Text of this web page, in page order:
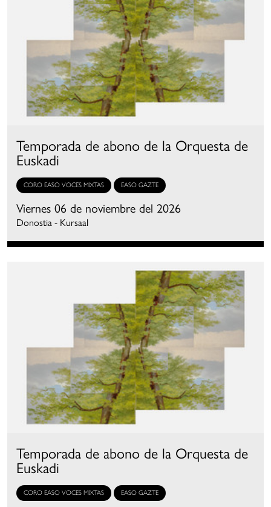
Temporada de abono de la Orquesta de
Euskadi
CORO EASO VOCES MIXTAS EASO GAZTE
Viernes 06 de noviembre del 2026
Donostia - Kursaal
Temporada de abono de la Orquesta de
Euskadi
CORO EASO VOCES MIXTAS EASO GAZTE